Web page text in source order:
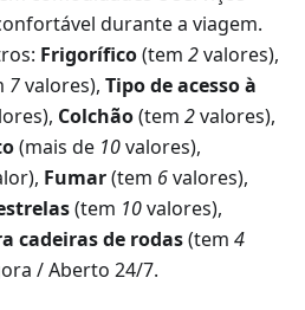
durante a viagem.
Frigorífico(tem 2valores),
7valores), Tipo de acesso à
Colchão(tem 2valores),
(mais de 10valores),
Fumar(tem 6valores),
(tem 10valores),
cadeiras de rodas(tem 4
/ Aberto 24/7.